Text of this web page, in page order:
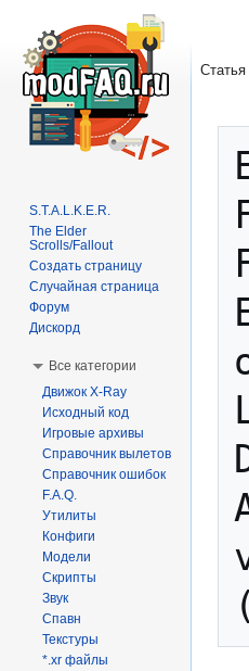
Статья
S.T.A.L.K.E.R.
The Elder
Scrolls/Fallout
Создать страницу
Случайная страница
Форум
Дискорд
Все категории
Движок X-Ray
Исходный код
Игровые архивы
Справочник вылетов
Справочник ошибок
F.A.Q.
Утилиты
Конфиги
Модели
Скрипты
Звук
Спавн
Текстуры
*.xr файлы